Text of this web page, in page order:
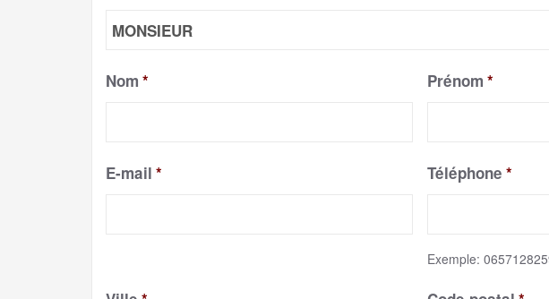
Nom * Prénom *
E-mail * Téléphone *
Exemple: